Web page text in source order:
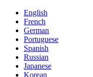
English
French
German
Portuguese
Spanish
Russian
Japanese
Korean